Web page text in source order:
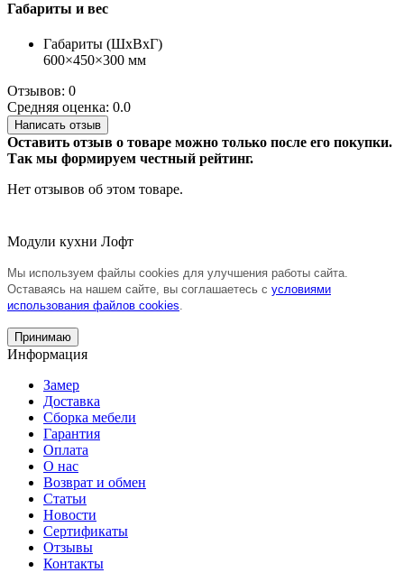
Габариты и вес
Габариты (ШхВхГ)
600×450×300 мм
Отзывов: 0
Средняя оценка: 0.0
Написать отзыв
Оставить отзыв о товаре можно только после его покупки.
Так мы формируем честный рейтинг.
Нет отзывов об этом товаре.
Модули кухни Лофт
Мы используем файлы cookies для улучшения работы сайта.
Оставаясь на нашем сайте, вы соглашаетесь с условиями
использования файлов cookies.
Принимаю
Информация
Замер
Доставка
Сборка мебели
Гарантия
Оплата
О нас
Возврат и обмен
Статьи
Новости
Сертификаты
Отзывы
Контакты